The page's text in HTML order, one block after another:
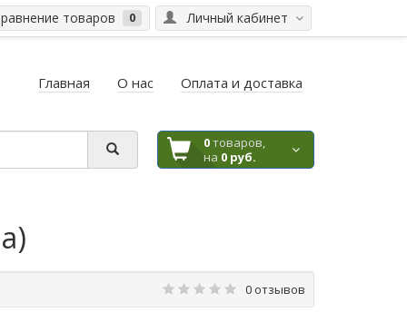
Личный кабинет
товаров 0
Главная О нас Оплата и доставка
0товаров,
на 0 руб.
0 отзывов